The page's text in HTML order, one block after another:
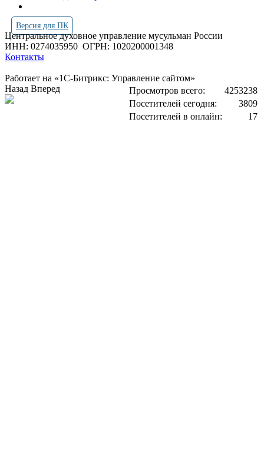
Версия для ПК
Центральное духовное управление мусульман России
ИНН: 0274035950 ОГРН: 1020200001348
Контакты
Работает на «1С-Битрикс: Управление сайтом»
Просмотров всего:
4253238
Посетителей сегодня:
3809
Посетителей в онлайн:
17
Назад Вперед